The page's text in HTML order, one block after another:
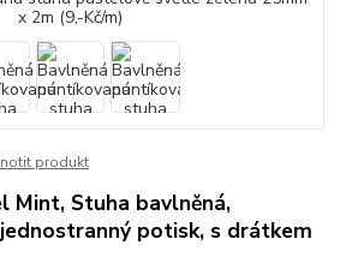
produkt
Mint, Stuha bavlněná,
potisk, s drátkem